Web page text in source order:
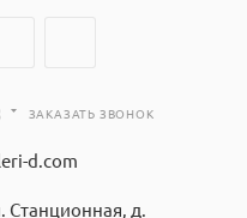
ЗАКАЗАТЬ ЗВОНОК
d.com
Станционная, д.